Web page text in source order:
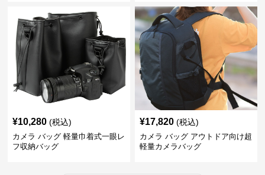
¥10,280 (税込)
カメラ バッグ 軽量巾着式一眼レ
フ収納バッグ
¥17,820 (税込)
カメラ バッグ アウトドア向け超
軽量カメラバッグ